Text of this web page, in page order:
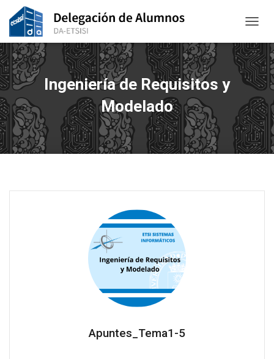
Ingeniería de Requisitos y
Modelado
Apuntes_Tema1-5